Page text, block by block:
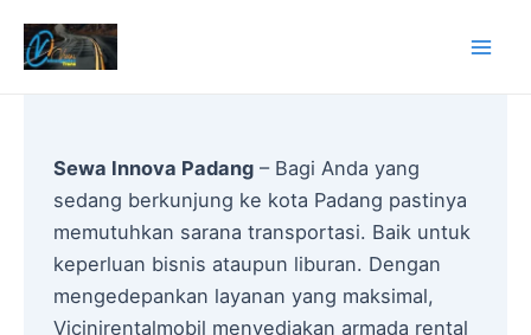
Sewa Innova Padang– Bagi Anda yang
sedang berkunjung ke kota Padang pastinya
memutuhkan sarana transportasi. Baik untuk
keperluan bisnis ataupun liburan. Dengan
mengedepankan layanan yang maksimal,
Vicinirentalmobil menyediakan armada rental